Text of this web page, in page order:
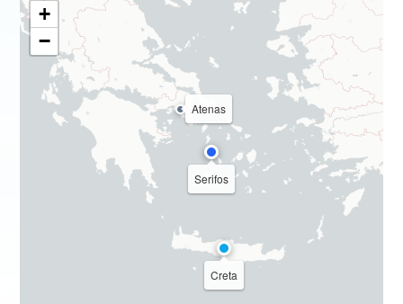
Serifos
Creta
Atenas
+
−